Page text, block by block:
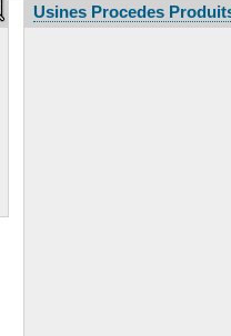
Usines Procedes